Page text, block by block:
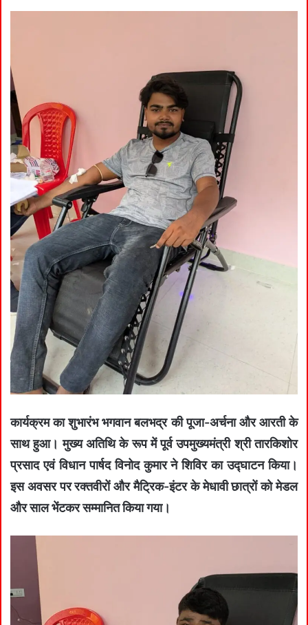
कार्यक्रम का शुभारंभ भगवान बलभद्र की पूजा-अर्चना और आरती के
साथ हुआ। मुख्य अतिथि के रूप में पूर्व उपमुख्यमंत्री श्री तारकिशोर
प्रसाद एवं विधान पार्षद विनोद कुमार ने शिविर का उद्घाटन किया।
इस अवसर पर रक्तवीरों और मैट्रिक-इंटर के मेधावी छात्रों को मेडल
और साल भेंटकर सम्मानित किया गया।